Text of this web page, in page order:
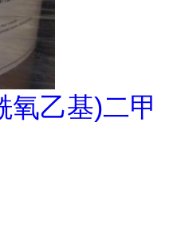
氧乙基)二甲